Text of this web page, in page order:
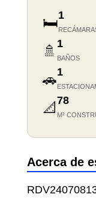
🛏️1
🚿 1
BAÑOS
🚗1
📐 78
M²
Acerca de